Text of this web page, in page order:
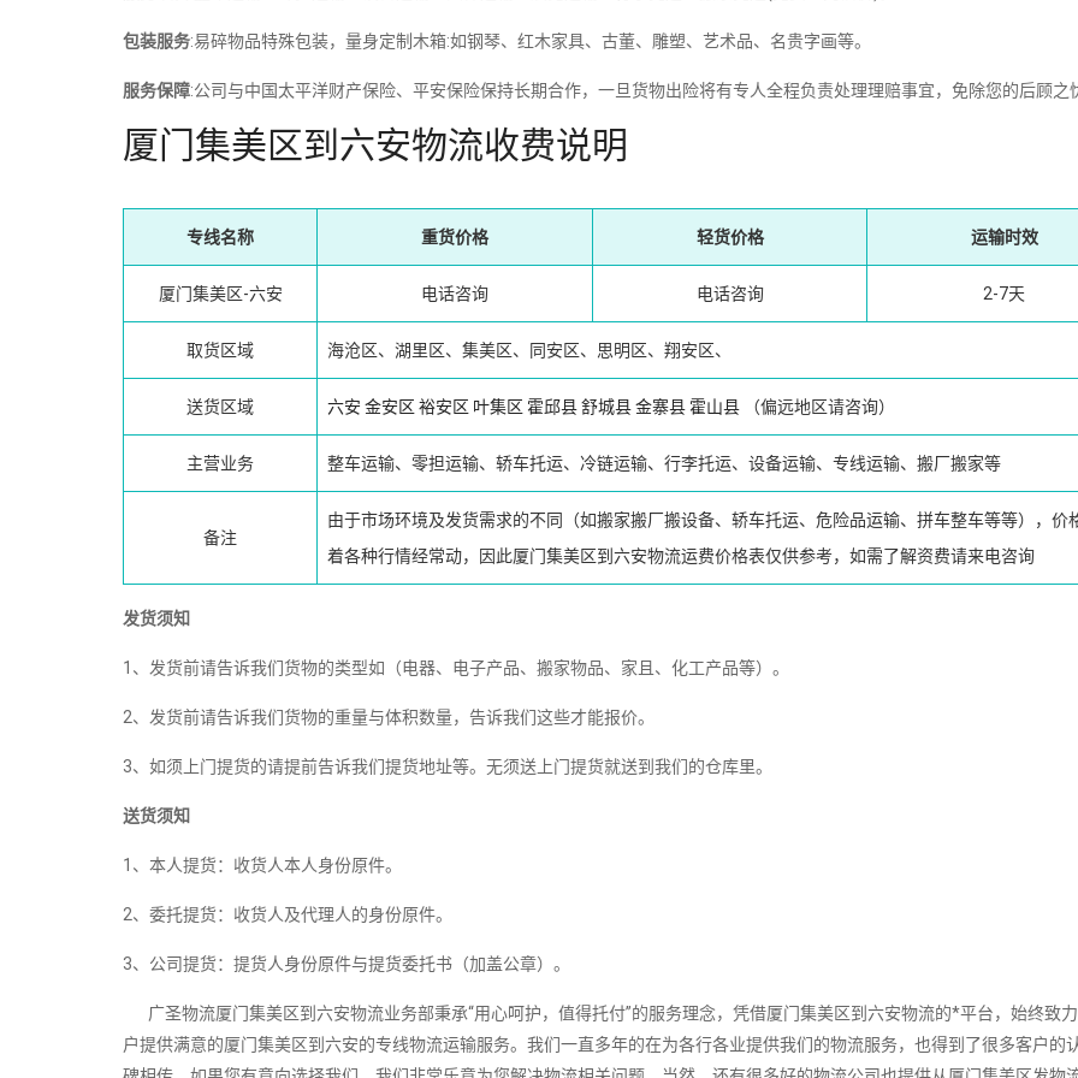
包装服务:易碎物品特殊包装，量身定制木箱:如钢琴、红木家具、古董、雕塑、艺术品、名贵字画等。
服务保障:公司与中国太平洋财产保险、平安保险保持长期合作，一旦货物出险将有专人全程负责处理理赔事宜，免除您的后顾之
厦门集美区到六安物流收费说明
专线名称 重货价格 轻货价格 运输时效
厦门集美区-六安 电话咨询 电话咨询 2-7天
取货区域 海沧区、湖里区、集美区、同安区、思明区、翔安区、
送货区域 六安 金安区 裕安区 叶集区 霍邱县舒城县金寨县 霍山县 （偏远地区请咨询）
主营业务 整车运输、零担运输、轿车托运、冷链运输、行李托运、设备运输、专线运输、搬厂搬家等
备注
由于市场环境及发货需求的不同（如搬家搬厂搬设备、轿车托运、危险品运输、拼车整车等等），价
着各种行情经常动，因此厦门集美区到六安物流运费价格表仅供参考，如需了解资费请来电咨询
发货须知
1、发货前请告诉我们货物的类型如（电器、电子产品、搬家物品、家且、化工产品等）。
2、发货前请告诉我们货物的重量与体积数量，告诉我们这些才能报价。
3、如须上门提货的请提前告诉我们提货地址等。无须送上门提货就送到我们的仓库里。
送货须知
1、本人提货：收货人本人身份原件。
2、委托提货：收货人及代理人的身份原件。
3、公司提货：提货人身份原件与提货委托书（加盖公章）。
广圣物流厦门集美区到六安物流业务部秉承“用心呵护，值得托付”的服务理念，凭借厦门集美区到六安物流的*平台，始终致
户提供满意的厦门集美区到六安的专线物流运输服务。我们一直多年的在为各行各业提供我们的物流服务，也得到了很多客户的